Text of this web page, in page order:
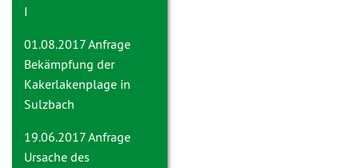
I
01.08.2017 Anfrage
Bekämpfung der
Kakerlakenplage in
Sulzbach
19.06.2017 Anfrage
Ursache des